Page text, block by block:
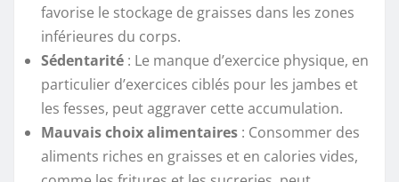
favorise le stockage de graisses dans les zones
inférieures du corps.
Sédentarité : Le manque d’exercice physique, en
particulier d’exercices ciblés pour les jambes et
les fesses, peut aggraver cette accumulation.
Mauvais choix alimentaires : Consommer des
aliments riches en graisses et en calories vides,